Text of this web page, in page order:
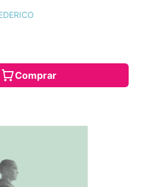
Comprar